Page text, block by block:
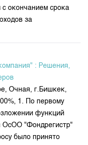
с окончанием срока
за
: Решения,
Очная, г.Бишкек,
1. По первому
функций
ОсОО "Фондрегистр"
было принято